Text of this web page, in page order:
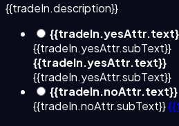
{{tradeIn.description}}
{{tradeIn.yesAttr.subText}}
{{tradeIn.yesAttr.text}}
{{tradeIn.yesAttr.subText}}
{{tradeIn.noAttr.text}}
{{tradeIn.noAttr.subText}}